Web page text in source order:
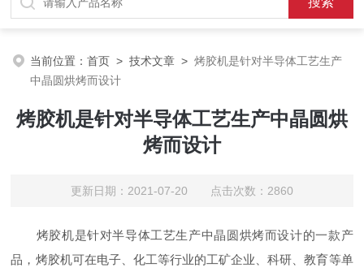
当前位置：首页 >技术文章 >烤胶机是针对半导体工艺生产
中晶圆烘烤而设计
烤胶机是针对半导体工艺生产中晶圆烘
烤而设计
更新日期：2021-07-20 点击次数：2860
烤胶机是针对半导体工艺生产中晶圆烘烤而设计的一款产
品，烤胶机可在电子、化工等行业的工矿企业、科研、教育等单